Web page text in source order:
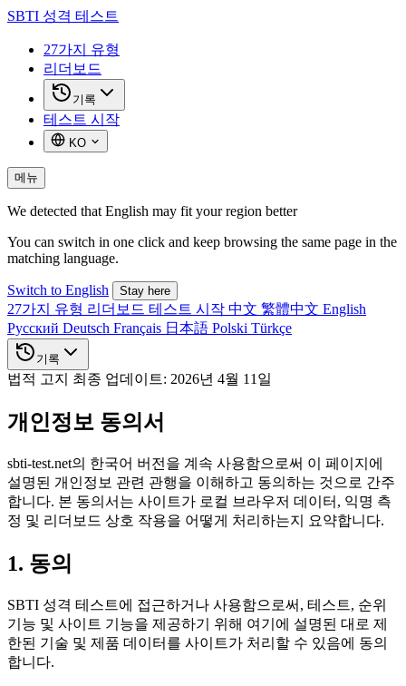
SBTI 성격 테스트
27가지 유형
리더보드
기록
테스트 시작
KO
메뉴
We detected that English may fit your region better
You can switch in one click and keep browsing the same page in the
matching language.
Switch to English Stay here
27가지 유형 리더보드 테스트 시작 中文 繁體中文 English
Русский Deutsch Français 日本語 Polski Türkçe
기록
법적 고지 최종 업데이트: 2026년 4월 11일
개인정보 동의서
sbti-test.net의 한국어 버전을 계속 사용함으로써 이 페이지에
설명된 개인정보 관련 관행을 이해하고 동의하는 것으로 간주
합니다. 본 동의서는 사이트가 로컬 브라우저 데이터, 익명 측
정 및 리더보드 상호 작용을 어떻게 처리하는지 요약합니다.
1. 동의
SBTI 성격 테스트에 접근하거나 사용함으로써, 테스트, 순위
기능 및 사이트 기능을 제공하기 위해 여기에 설명된 대로 제
한된 기술 및 제품 데이터를 사이트가 처리할 수 있음에 동의
합니다.